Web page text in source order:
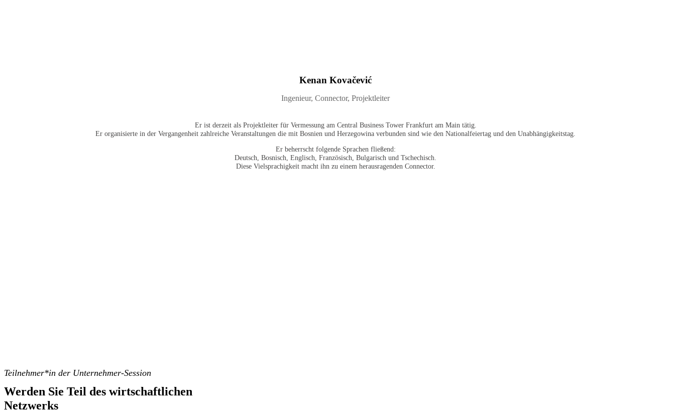
Kenan Kovačević
Ingenieur, Connector, Projektleiter
Er ist derzeit als Projektleiter für Vermessung am Central Business Tower Frankfurt am Main tätig.
Er organisierte in der Vergangenheit zahlreiche Veranstaltungen die mit Bosnien und Herzegowina verbunden sind wie den Nationalfeiertag und den Unabhängigkeitstag.
Er beherrscht folgende Sprachen fließend:
Deutsch, Bosnisch, Englisch, Französisch, Bulgarisch und Tschechisch.
Diese Vielsprachigkeit macht ihn zu einem herausragenden Connector.
Teilnehmer*in der Unternehmer-Session
Werden Sie Teil des wirtschaftlichen
Netzwerks